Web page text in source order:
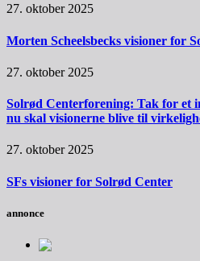
27. oktober 2025
Morten Scheelsbecks visioner for
27. oktober 2025
Solrød Centerforening: Tak for et
nu skal visionerne blive til
27. oktober 2025
SFs visioner for Solrød Center
annonce